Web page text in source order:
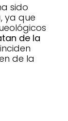
sido
ya que
de la
de la